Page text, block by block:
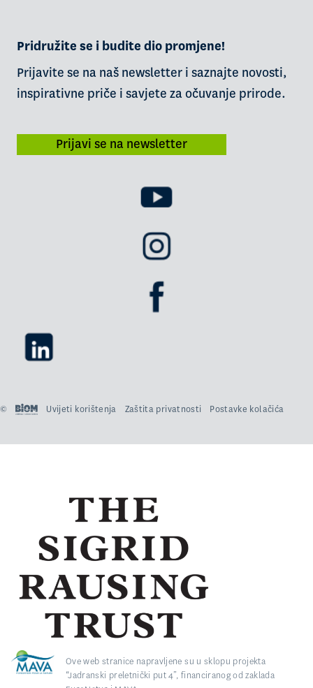
Pridružite se i budite dio promjene!
Prijavite se na naš newsletter i saznajte novosti,
inspirativne priče i savjete za očuvanje prirode.
Prijavi se na newsletter
© Uvijeti korištenja Zaštita privatnosti Postavke kolačića
Ove web stranice napravljene su u sklopu projekta
“Jadranski preletnički put 4”, financiranog od zaklada